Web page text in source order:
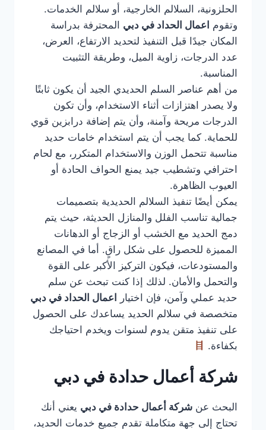
الحلزونية، السلالم الخارجية، أو سلالم الخدمات.
وتقوم اعمال الحداد في دبي المحترفة بدراسة
المكان جيدًا قبل التنفيذ لتحديد الارتفاع، العرض،
عدد الدرجات، زاوية الميل، وطريقة التثبيت
المناسبة.
من أهم عناصر السلم الحديدي الجيد أن يكون ثابتًا
ولا يصدر اهتزازات أثناء الاستخدام، وأن تكون
الدرجات مريحة وآمنة، وأن يتم إضافة درابزين قوي
للحماية. كما يجب أن يتم استخدام خامات حديد
مناسبة تتحمل الوزن والاستخدام المتكرر، مع لحام
احترافي وتشطيب جيد يمنع الحواف الحادة أو
العيوب الظاهرة.
يمكن أيضًا تنفيذ السلالم الحديدية بتصميمات
جمالية تناسب الفلل والمنازل الحديثة، حيث يتم
دمج الحديد مع الخشب أو الزجاج أو الدهانات
المميزة للحصول على شكل راقٍ. أما في المصانع
والمستودعات، فيكون التركيز الأكبر على القوة
والتحمل والأمان. لذلك إذا كنت تبحث عن سلم
حديد عملي وآمن، فإن اختيار
اعمال الحداد في دبي
متخصصة في سلالم الحديد يساعدك على الحصول
على تنفيذ متقن يدوم لسنوات ويخدم احتياجك
بكفاءة.
شركة أعمال حدادة في دبي
البحث عن شركة أعمال حدادة في دبي يعني أنك
تحتاج إلى جهة متكاملة تقدم جميع خدمات الحديد،